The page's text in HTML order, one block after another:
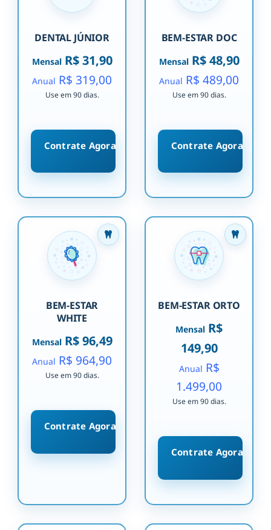
DENTAL JÚNIOR
MensalR$ 31,90
Anual R$ 319,00
Use em 90 dias.
Contrate Agora
BEM-ESTAR DOC
MensalR$ 48,90
Anual R$ 489,00
Use em 90 dias.
Contrate Agora
BEM-ESTAR
WHITE
MensalR$ 96,49
Anual R$ 964,90
Use em 90 dias.
Contrate Agora
BEM-ESTAR ORTO
Mensal R$
149,90
Anual R$
1.499,00
Use em 90 dias.
Contrate Agora